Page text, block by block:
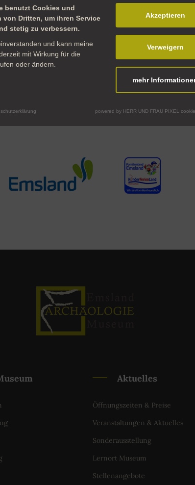
Aktuelles
Öffnungszeiten & Preise
Veranstaltungen & Aktuelles
Sonderausstellung
Lernort Museum
Stellenangebote
benutzt Cookies und
von Dritten, um ihren Service
stetig zu verbessern.
und kann meine
mit Wirkung für die
oder ändern.
Akzeptieren
Verweigern
mehr
powered by HERR UND FRAU PIXEL